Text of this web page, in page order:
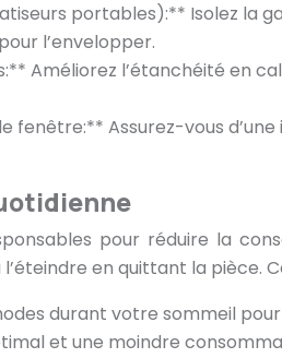
portables):** Isolez la
l’envelopper.
Améliorez l’étanchéité en
fenêtre:** Assurez-vous
pour réduire la
en quittant la pièce.
durant votre sommeil
et une moindre